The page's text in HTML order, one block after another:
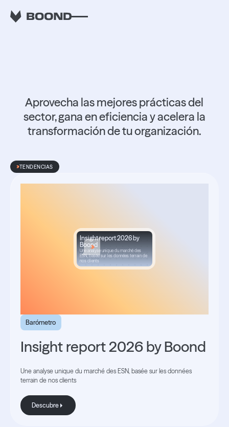
Caja de
Aprovecha las mejores prácticas del
sector, gana en eficiencia y acelera la
transformación de tu organización.
TENDENCIAS
Insight report 2026 by
Boond
Une analyse unique du marché des
ESN, basée sur les données terrain de
nos clients
Barómetro
Insight report 2026 by Boond
Une analyse unique du marché des ESN, basée sur les données
terrain de nos clients
Descubre
Descubre